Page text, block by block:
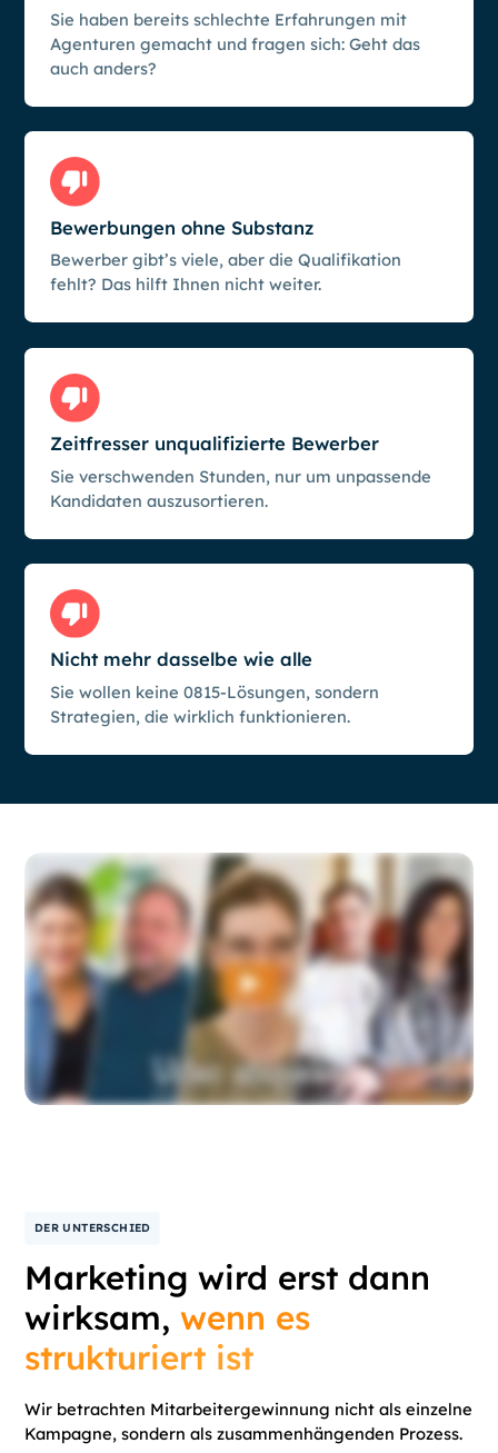
Sie haben bereits schlechte Erfahrungen mit
Agenturen gemacht und fragen sich: Geht das
auch anders?
Bewerbungen ohne Substanz
Bewerber gibt’s viele, aber die Qualifikation
fehlt? Das hilft Ihnen nicht weiter.
Zeitfresser unqualifizierte Bewerber
Sie verschwenden Stunden, nur um unpassende
Kandidaten auszusortieren.
Nicht mehr dasselbe wie alle
Sie wollen keine 0815-Lösungen, sondern
Strategien, die wirklich funktionieren.
DER UNTERSCHIED
Marketing wird erst dann
wirksam,wenn es
strukturiert ist
Wir betrachten Mitarbeitergewinnung nicht als einzelne
Kampagne, sondern als zusammenhängenden Prozess.